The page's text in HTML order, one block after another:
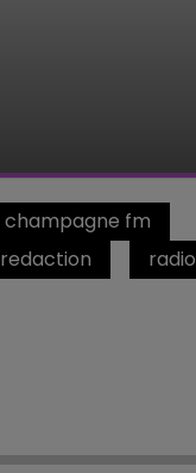
champagne fm
redaction
radio